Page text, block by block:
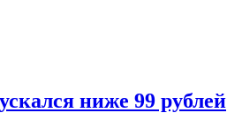
ниже 99 рублей